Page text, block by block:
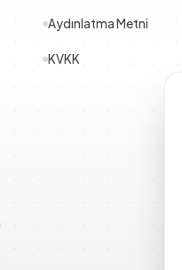
Aydınlatma Metni
KVKK